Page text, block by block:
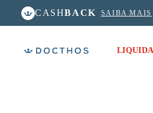
CASHBACK SAIBA MAIS
LIQUIDA